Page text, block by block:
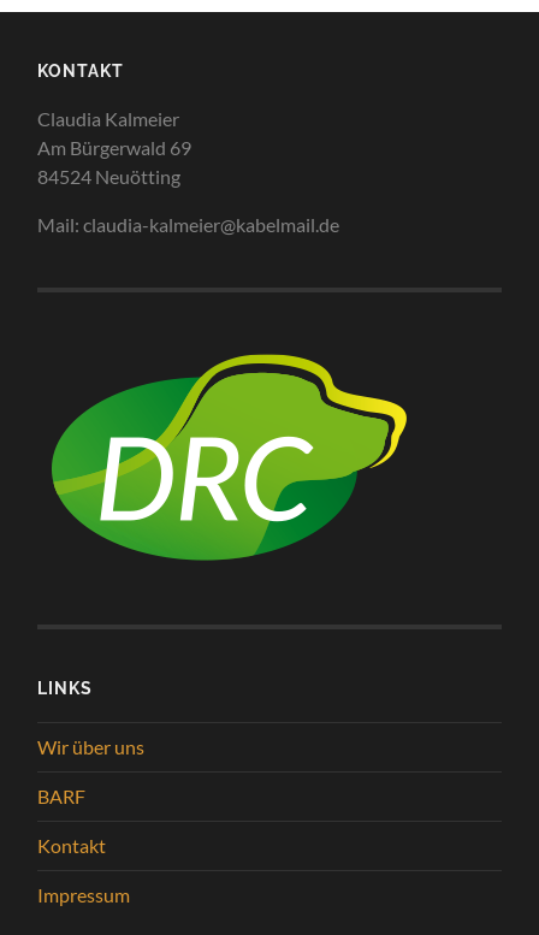
KONTAKT
Claudia Kalmeier
Am Bürgerwald 69
84524 Neuötting
Mail: claudia-kalmeier@kabelmail.de
LINKS
Wir über uns
BARF
Kontakt
Impressum